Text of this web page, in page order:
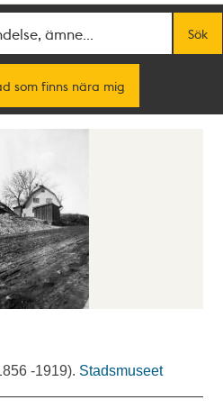
Sök
som finns nära mig
-1919). Stadsmuseet